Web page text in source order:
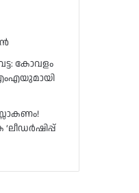
കോവളം